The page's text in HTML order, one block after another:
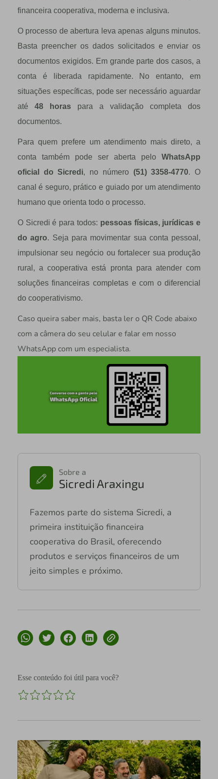
financeira cooperativa, moderna e inclusiva.
O processo de abertura leva apenas alguns minutos.
Basta preencher os dados solicitados e enviar os
documentos exigidos. Em grande parte dos casos, a
conta é liberada rapidamente. No entanto, em
situações específicas, pode ser necessário aguardar
até
48 horas para a validação completa dos
documentos.
Para quem prefere um atendimento mais direto, a
conta também pode ser aberta pelo
WhatsApp
oficial do Sicredi, no número (51) 3358-4770. O
canal é seguro, prático e guiado por um atendimento
humano que orienta todo o processo.
O Sicredi é para todos: pessoas físicas, jurídicas e
do agro. Seja para movimentar sua conta pessoal,
impulsionar seu negócio ou fortalecer sua produção
rural, a cooperativa está pronta para atender com
soluções financeiras completas e com o diferencial
do cooperativismo.
Caso queira saber mais, basta ler o QR Code abaixo
com a câmera do seu celular e falar em nosso
WhatsApp com um especialista.
Sobre a
Sicredi Araxingu
Fazemos parte do sistema Sicredi, a
primeira instituição financeira
cooperativa do Brasil, oferecendo
produtos e serviços financeiros de um
jeito simples e próximo.
Esse conteúdo foi útil para você?